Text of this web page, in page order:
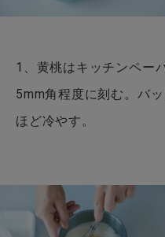
1、黄桃はキッチンペー
5mm角程度に刻む。バ
ほど冷やす。